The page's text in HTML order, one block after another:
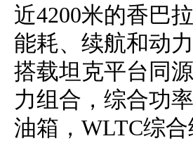
近4200米的香巴
能耗、续航和动
搭载坦克平台同
力组合，综合功
油箱，WLTC综